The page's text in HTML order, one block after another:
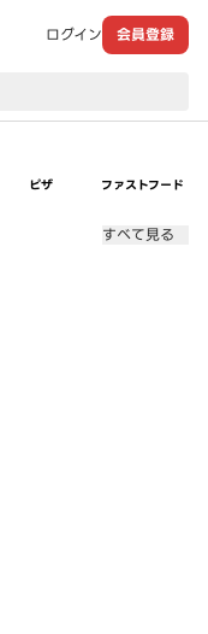
ログイン 会員登録
ピザ ファストフード
すべて見る